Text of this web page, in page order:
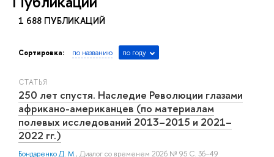
1 688 ПУБЛИКАЦИЙ
Сортировка: по названию по году
СТАТЬЯ
250 лет спустя. Наследие Революции глазами
африкано-американцев (по материалам
полевых исследований 2013–2015 и 2021–
2022 гг.)
Бондаренко Д. М., Диалог со временем 2026 № 95 С. 36–49